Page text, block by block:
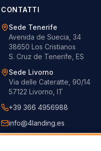
CONTATTI
Sede Tenerife
Avenida de Suecia, 34
38650 Los Cristianos
S. Cruz de Tenerife, ES
Sede Livorno
Via delle Cateratte, 90/14
57122 Livorno, IT
+39 366 4956988
info@4landing.es